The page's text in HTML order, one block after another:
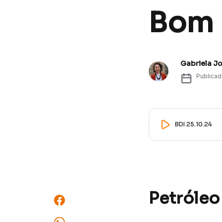
Bom
Gabriela
BDI 25.10.24